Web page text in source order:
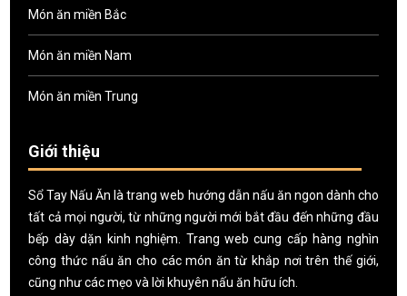
Món ăn miền Bắc
Món ăn miền Nam
Món ăn miền Trung
Giới thiệu
Sổ Tay Nấu Ăn là trang web hướng dẫn nấu ăn ngon dành cho
tất cả mọi người, từ những người mới bắt đầu đến những đầu
bếp dày dặn kinh nghiệm. Trang web cung cấp hàng nghìn
công thức nấu ăn cho các món ăn từ khắp nơi trên thế giới,
cũng như các mẹo và lời khuyên nấu ăn hữu ích.